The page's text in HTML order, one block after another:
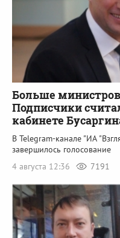
Больше
Подписчики
кабинете
В Telegram-канале "ИА
завершилось голосование
4 августа 12:36
7191